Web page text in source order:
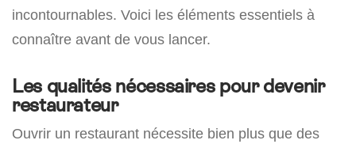
incontournables. Voici les éléments essentiels à
connaître avant de vous lancer.
Les qualités nécessaires pour devenir
restaurateur
Ouvrir un restaurant nécessite bien plus que des